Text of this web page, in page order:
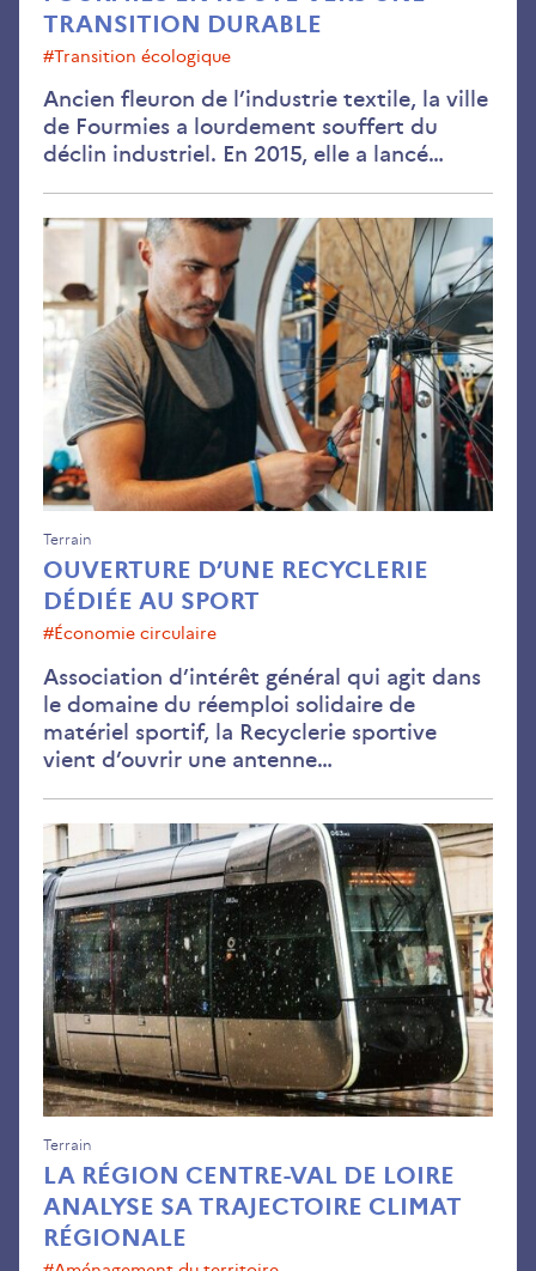
TRANSITION DURABLE
#transition écologique
Ancien fleuron de l’industrie textile, la ville
de Fourmies a lourdement souffert du
déclin industriel. En 2015, elle a lancé…
OUVERTURE D’UNE RECYCLERIE
DÉDIÉE AU SPORT
Terrain
#économie circulaire
Association d’intérêt général qui agit dans
le domaine du réemploi solidaire de
matériel sportif, la Recyclerie sportive
vient d’ouvrir une antenne…
au
LA RÉGION CENTRE-VAL DE LOIRE
ANALYSE SA TRAJECTOIRE CLIMAT
RÉGIONALE
Terrain
La
Val
de
sa